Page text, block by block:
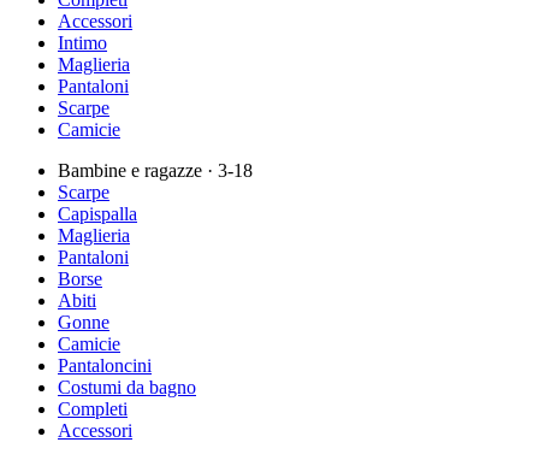
Accessori
Intimo
Maglieria
Pantaloni
Scarpe
Camicie
Bambine e ragazze · 3-18
Scarpe
Capispalla
Maglieria
Pantaloni
Borse
Abiti
Gonne
Camicie
Pantaloncini
Costumi da bagno
Completi
Accessori